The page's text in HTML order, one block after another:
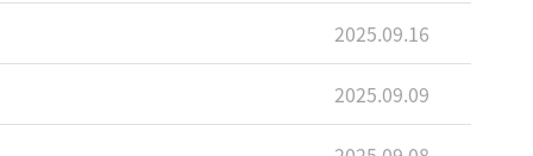
2025.09.16
2025.09.09